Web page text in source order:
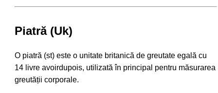
Piatră (Uk)
O piatră (st) este o unitate britanică de greutate egală cu
14 livre avoirdupois, utilizată în principal pentru măsurarea
greutății corporale.